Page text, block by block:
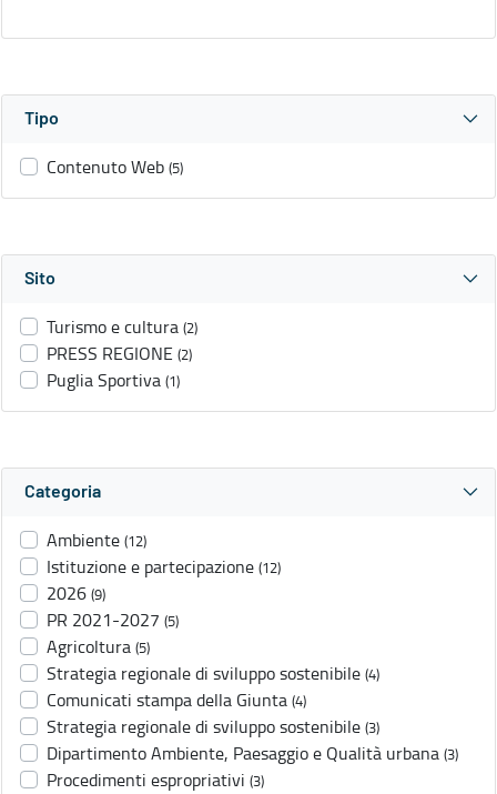
Tipo
Contenuto Web (5)
Sito
Turismo e cultura (2)
PRESS REGIONE (2)
Puglia Sportiva (1)
Categoria
Ambiente (12)
Istituzione e partecipazione (12)
2026 (9)
PR 2021-2027 (5)
Agricoltura (5)
Strategia regionale di sviluppo sostenibile (4)
Comunicati stampa della Giunta (4)
Strategia regionale di sviluppo sostenibile (3)
Dipartimento Ambiente, Paesaggio e Qualità urbana (3)
Procedimenti espropriativi (3)